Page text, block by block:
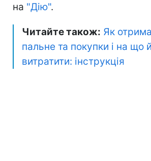
на "Дію".
Читайте також: Як
пальне та покупки і на що
витратити: інструкція